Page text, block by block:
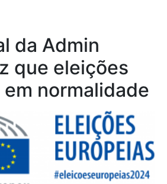
da Admin
que eleições
normalidade